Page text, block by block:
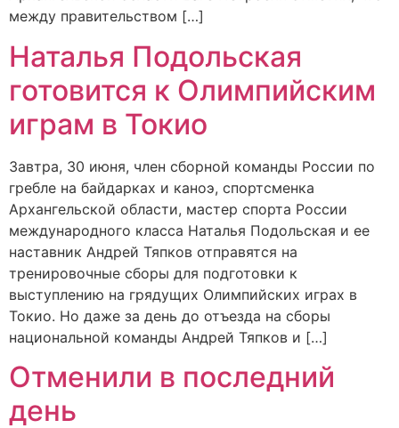
между правительством […]
Наталья Подольская
готовится к Олимпийским
играм в Токио
Завтра, 30 июня, член сборной команды России по
гребле на байдарках и каноэ, спортсменка
Архангельской области, мастер спорта России
международного класса Наталья Подольская и ее
наставник Андрей Тяпков отправятся на
тренировочные сборы для подготовки к
выступлению на грядущих Олимпийских играх в
Токио. Но даже за день до отъезда на сборы
национальной команды Андрей Тяпков и […]
Отменили в последний
день